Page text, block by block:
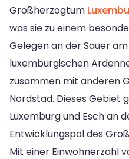
Großherzogtum
was sie zu einem
Gelegen an der Sauer
luxemburgischen
zusammen mit anderen
Nordstad. Dieses Gebiet
Luxemburg und Esch an
Entwicklungspol des
Mit einer Einwohnerzahl